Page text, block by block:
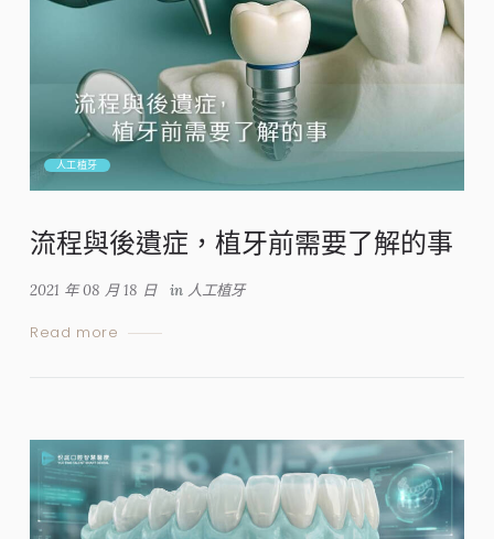
人工植牙
流程與後遺症，植牙前需要了解的事
2021 年 08 月 18 日 in 人工植牙
Read more